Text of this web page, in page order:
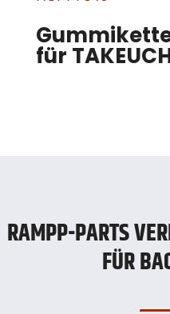
für
RAMPP-PARTS
FÜR